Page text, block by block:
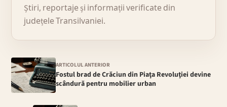
Știri, reportaje și informații verificate din
județele Transilvaniei.
ARTICOLUL ANTERIOR
Fostul brad de Crăciun din Piaţa Revoluţiei devine
scândură pentru mobilier urban